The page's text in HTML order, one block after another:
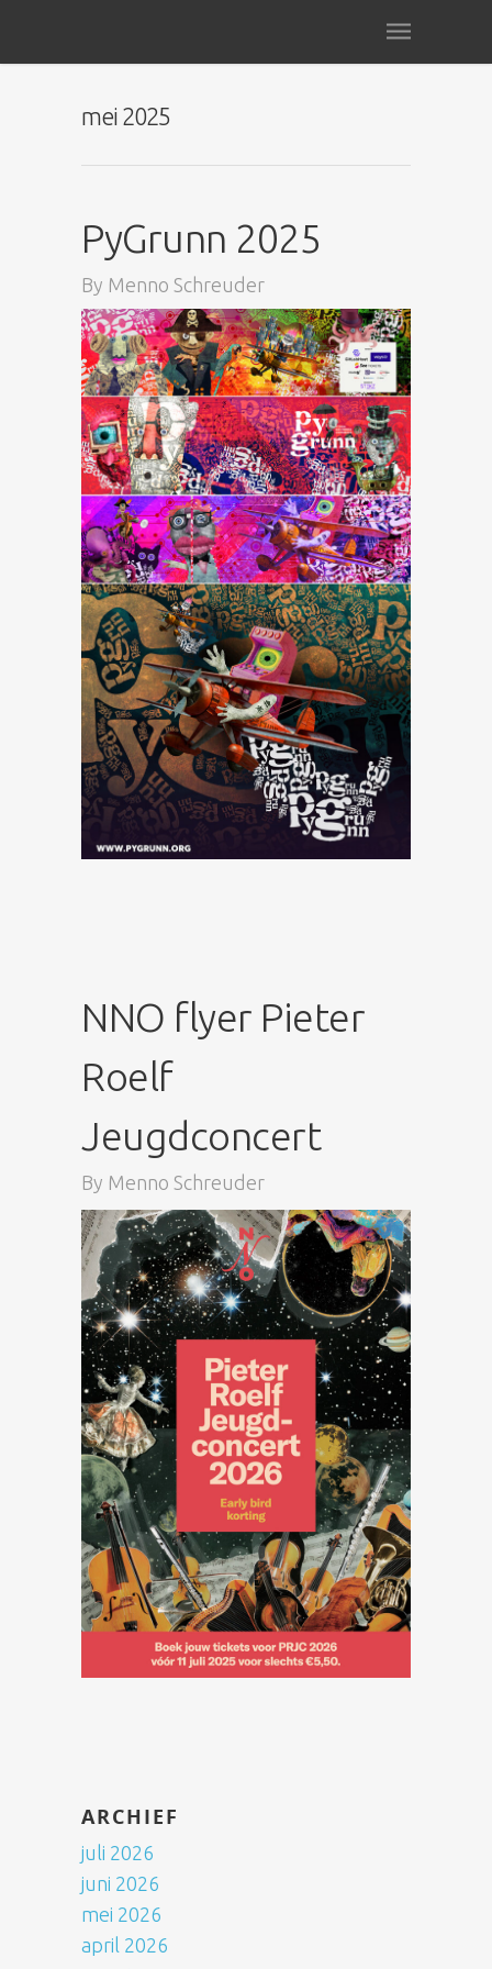
mei 2025
PyGrunn 2025
By Menno Schreuder
NNO flyer Pieter
Roelf
Jeugdconcert
By Menno Schreuder
ARCHIEF
juli 2026
juni 2026
mei 2026
april 2026